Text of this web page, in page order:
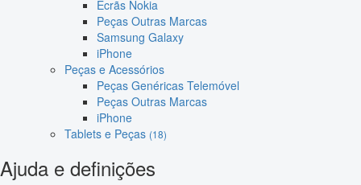
Ecrãs Nokia
Peças Outras Marcas
Samsung Galaxy
iPhone
Peças e Acessórios
Peças Genéricas Telemóvel
Peças Outras Marcas
iPhone
Tablets e Peças (18)
Ajuda e definições